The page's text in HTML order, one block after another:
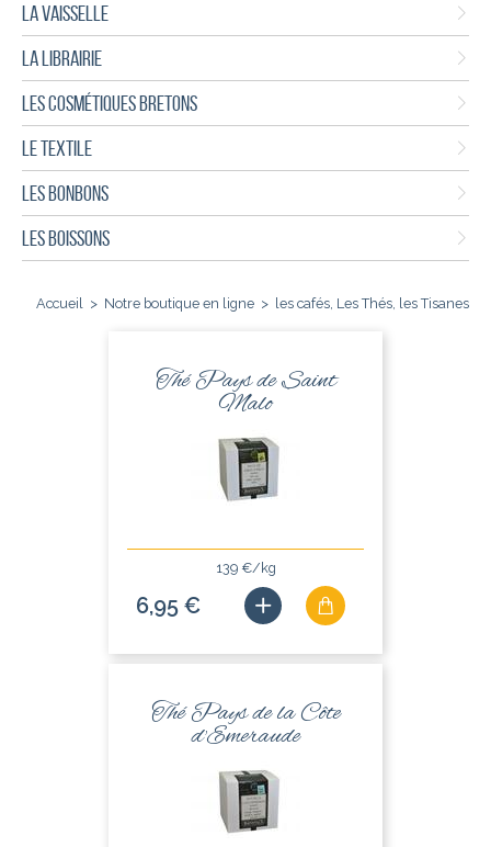
LA VAISSELLE
LA LIBRAIRIE
LES COSMÉTIQUES BRETONS
LE TEXTILE
LES BONBONS
LES BOISSONS
Accueil > Notre boutique en ligne > les cafés, Les Thés, les Tisanes
Thé Pays de Saint
Malo
139 €/kg
6,95 €
Thé Pays de la Côte
d'Emeraude